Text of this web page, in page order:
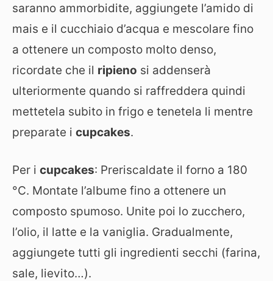
saranno ammorbidite, aggiungete l’amido di
mais e il cucchiaio d’acqua e mescolare fino
a ottenere un composto molto denso,
ricordate che il ripieno si addenserà
ulteriormente quando si raffreddera quindi
mettetela subito in frigo e tenetela li mentre
preparate i cupcakes.
Per i cupcakes: Preriscaldate il forno a 180
°C. Montate l’albume fino a ottenere un
composto spumoso. Unite poi lo zucchero,
l’olio, il latte e la vaniglia. Gradualmente,
aggiungete tutti gli ingredienti secchi (farina,
sale, lievito…).